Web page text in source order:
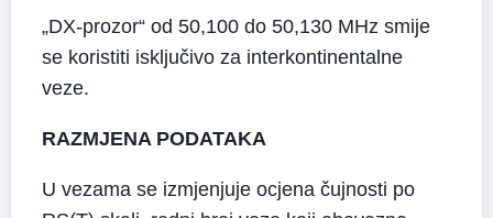
„DX-prozor“ od 50,100 do 50,130 MHz smije
se koristiti isključivo za interkontinentalne
veze.
RAZMJENA PODATAKA
U vezama se izmjenjuje ocjena čujnosti po